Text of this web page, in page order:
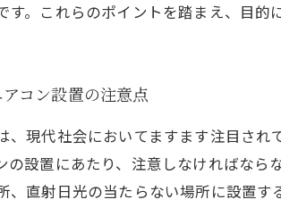
す。これらのポイントを踏まえ、目的
コン設置の注意点
、現代社会においてますます注目さ
の設置にあたり、注意しなければな
、直射日光の当たらない場所に設置